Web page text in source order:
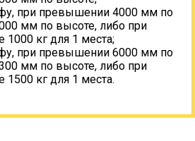
при превышении 4000 мм по
мм по высоте, либо при
1000 кг для 1 места;
при превышении 6000 мм по
мм по высоте, либо при
1500 кг для 1 места.